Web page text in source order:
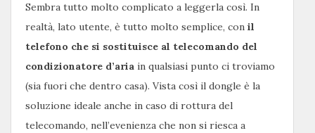
Sembra tutto molto complicato a leggerla così. In
realtà, lato utente, è tutto molto semplice, con il
telefono che si sostituisce al telecomando del
condizionatore d’aria in qualsiasi punto ci troviamo
(sia fuori che dentro casa). Vista così il dongle è la
soluzione ideale anche in caso di rottura del
telecomando, nell’evenienza che non si riesca a